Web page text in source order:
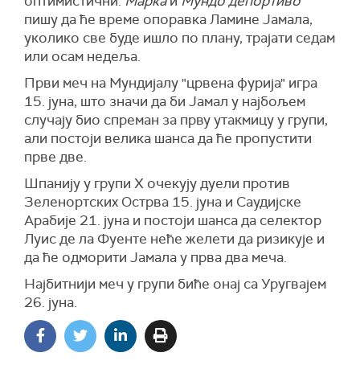
пишу да ће време опоравка Ламине Јамала,
уколико све буде ишло по плану, трајати седам
или осам недеља.
Први меч на Мундијалу "црвена фурија" игра
15. јуна, што значи да би Јамал у најбољем
случају био спреман за прву утакмицу у групи,
али постоји велика шанса да ће пропустити
прве две.
Шпанију у групи Х очекују дуели против
Зеленортских Острва 15. јуна и Саудијске
Арабије 21. јуна и постоји шанса да селектор
Луис де ла Фуенте неће желети да ризикује и
да ће одморити Јамала у прва два меча.
Најбитнији меч у групи биће онај са Уругвајем
26. јуна.